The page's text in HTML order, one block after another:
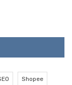
Shopee